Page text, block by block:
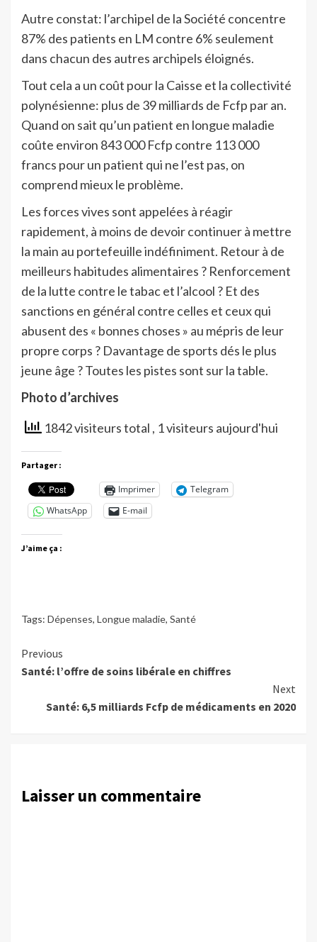
Autre constat: l’archipel de la Société concentre
87% des patients en LM contre 6% seulement
dans chacun des autres archipels éloignés.
Tout cela a un coût pour la Caisse et la collectivité
polynésienne: plus de 39 milliards de Fcfp par an.
Quand on sait qu’un patient en longue maladie
coûte environ 843 000 Fcfp contre 113 000
francs pour un patient qui ne l’est pas, on
comprend mieux le problème.
Les forces vives sont appelées à réagir
rapidement, à moins de devoir continuer à mettre
la main au portefeuille indéfiniment. Retour à de
meilleurs habitudes alimentaires ? Renforcement
de la lutte contre le tabac et l’alcool ? Et des
sanctions en général contre celles et ceux qui
abusent des « bonnes choses » au mépris de leur
propre corps ? Davantage de sports dés le plus
jeune âge ? Toutes les pistes sont sur la table.
Photo d’archives
1842 visiteurs total , 1 visiteurs aujourd'hui
Partager :
Imprimer
Telegram
WhatsApp
E-mail
J’aime ça :
Tags: Dépenses, Longue maladie, Santé
Continue
Reading
Previous
Santé: l’offre de soins libérale en chiffres
Next
Santé: 6,5 milliards Fcfp de médicaments en 2020
Laisser un commentaire